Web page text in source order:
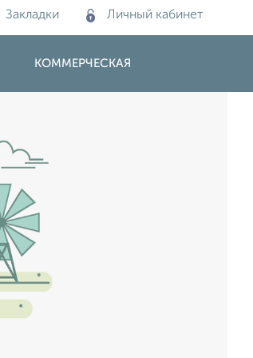
Закладки Личный кабинет
КОММЕРЧЕСКАЯ